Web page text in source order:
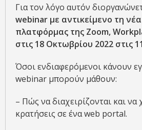
Για τον λόγο αυτόν
webinar με αντικείμενο τη
πλατφόρμας της Zoom,
στις 18 Οκτωβρίου 2022 στις
Όσοι ενδιαφερόμενοι κάνουν
webinar μπορούν μάθουν:
– Πώς να διαχειρίζονται και να
κρατήσεις σε ένα web portal.